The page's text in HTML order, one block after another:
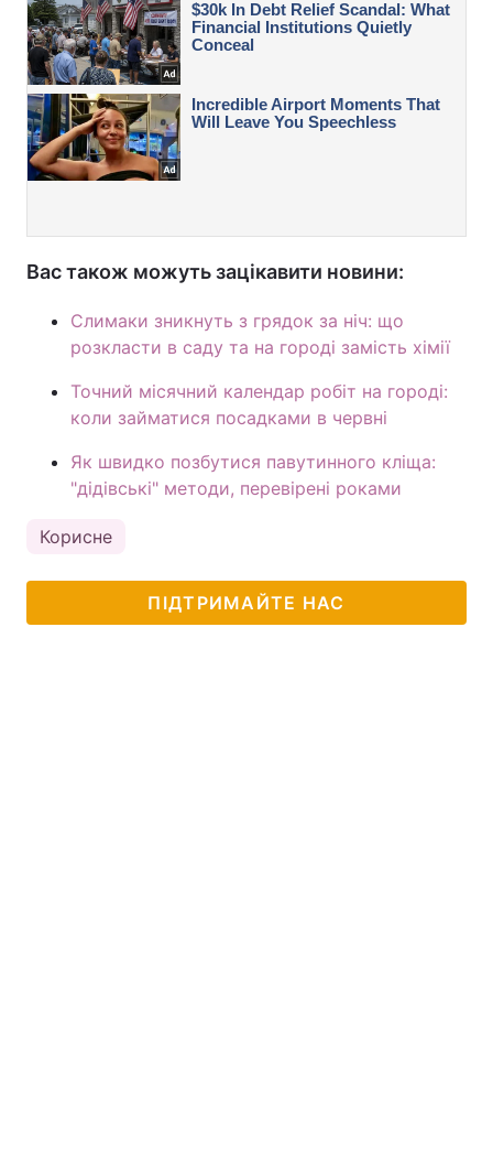
Вас також можуть зацікавити новини:
Слимаки зникнуть з грядок за ніч: що
розкласти в саду та на городі замість хімії
Точний місячний календар робіт на городі:
коли займатися посадками в червні
Як швидко позбутися павутинного кліща:
"дідівські" методи, перевірені роками
Корисне
ПІДТРИМАЙТЕ НАС